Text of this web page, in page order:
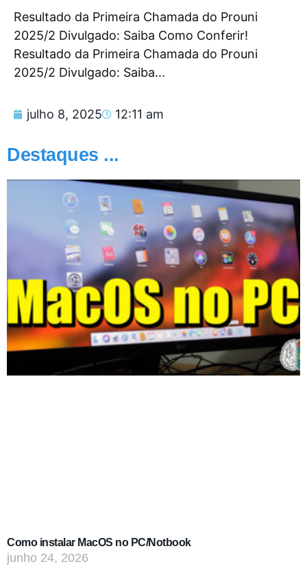
Resultado da Primeira Chamada do Prouni
2025/2 Divulgado: Saiba Como Conferir!
Resultado da Primeira Chamada do Prouni
2025/2 Divulgado: Saiba...
julho 8, 2025 12:11 am
Destaques ...
Como instalar MacOS no PC/Notbook
junho 24, 2026